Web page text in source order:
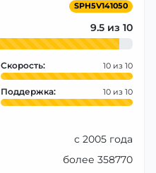
SPH5V141050
9.5
Скорость: 10
Поддержка: 10
с 2005 года
более 358770